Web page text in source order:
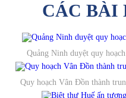
CÁC BÀI
Quảng Ninh duyệt quy
Quy hoạch Vân Đồn thành